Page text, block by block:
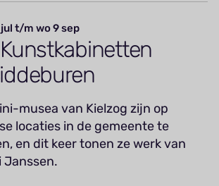
jul t/m wo 9 sep
musea van Kielzog zijn op
locaties in de gemeente te
en dit keer tonen ze werk van
Janssen.